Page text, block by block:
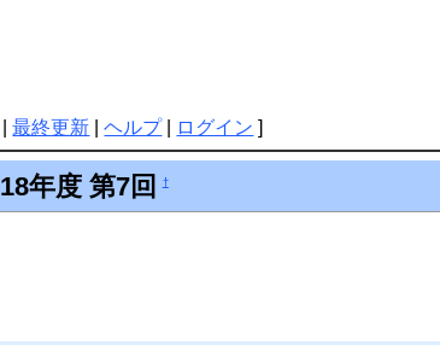
|最終更新 |ヘルプ| ログイン ]
年度 第7回 †